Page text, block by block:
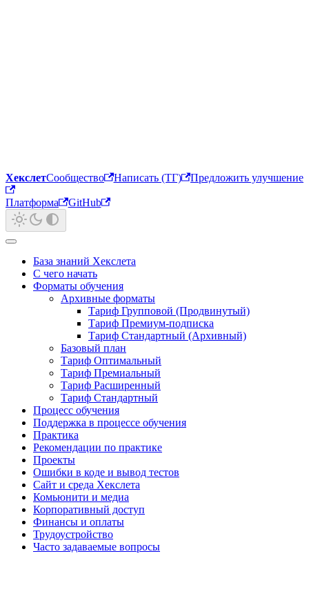
ХекслетСообщество Написать (ТГ) Предложить улучшение
Платформа GitHub
База знаний Хекслета
С чего начать
Форматы обучения
Архивные форматы
Тариф Групповой (Продвинутый)
Тариф Премиум-подписка
Тариф Стандартный (Архивный)
Базовый план
Тариф Оптимальный
Тариф Премиальный
Тариф Расширенный
Тариф Стандартный
Процесс обучения
Поддержка в процессе обучения
Практика
Рекомендации по практике
Проекты
Ошибки в коде и вывод тестов
Сайт и среда Хекслета
Комьюнити и медиа
Корпоративный доступ
Финансы и оплаты
Трудоустройство
Часто задаваемые вопросы